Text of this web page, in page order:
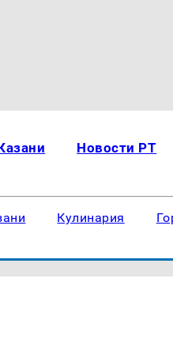
Новости РТ
Кулинария